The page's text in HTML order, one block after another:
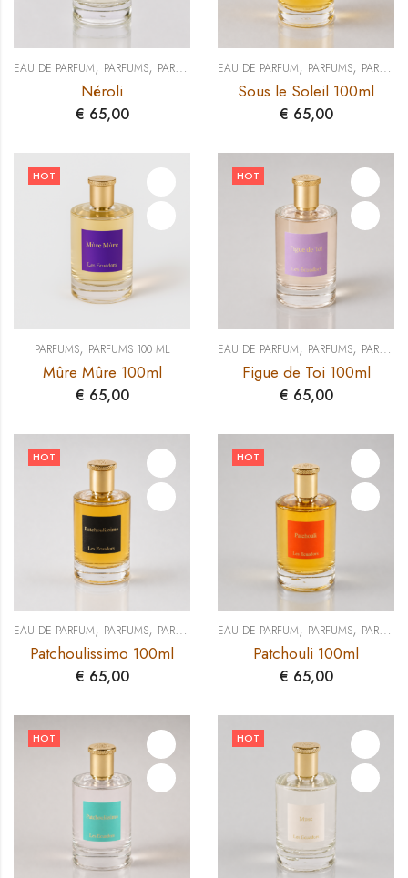
EAU DE PARFUM, PARFUMS, PARFUMS 100 ML
Néroli
€ 65,00
EAU DE PARFUM, PARFUMS, PARFUMS 100 ML
Sous le Soleil 100ml
€ 65,00
HOT
PARFUMS, PARFUMS 100 ML
Mûre Mûre 100ml
€ 65,00
HOT
EAU DE PARFUM, PARFUMS, PARFUMS 100 ML
Figue de Toi 100ml
€ 65,00
HOT
EAU DE PARFUM, PARFUMS, PARFUMS 100 ML
Patchoulissimo 100ml
€ 65,00
HOT
EAU DE PARFUM, PARFUMS, PARFUMS 100 ML
Patchouli 100ml
€ 65,00
HOT HOT